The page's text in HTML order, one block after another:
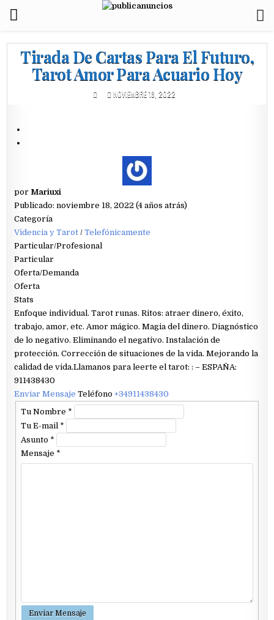
Tirada De Cartas Para El Futuro,
Tarot Amor Para Acuario Hoy
NOVIEMBRE 18, 2022
por Mariuxi
Publicado: noviembre 18, 2022 (4 años atrás)
Categoría
Videncia y Tarot /Telefónicamente
Particular/Profesional
Particular
Oferta/Demanda
Oferta
Stats
Enfoque individual. Tarot runas. Ritos: atraer dinero, éxito,
trabajo, amor, etc. Amor mágico. Magia del dinero. Diagnóstico
de lo negativo. Eliminando el negativo. Instalación de
protección. Corrección de situaciones de la vida. Mejorando la
calidad de vida.Llamanos para leerte el tarot: : – ESPAÑA:
911438430
Enviar MensajeTeléfono+34911438430
Tu Nombre *
Tu E-mail *
Asunto *
Mensaje *